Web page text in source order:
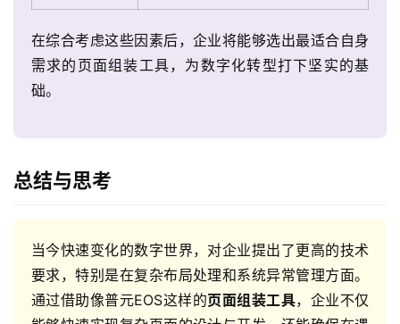
在综合考虑这些因素后，企业将能够选出最适合自身
需求的页面组装工具，为数字化转型打下坚实的基
础。
总结与思考
当今快速变化的数字世界，对企业提出了更高的技术
要求，特别是在复杂布局处理和系统异常管理方面。
通过借助像普元EOS这样的页面组装工具，企业不仅